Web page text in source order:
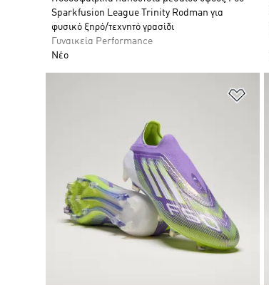
Sparkfusion League Trinity Rodman για
φυσικό ξηρό/τεχνητό γρασίδι
Γυναικεία Performance
Νέο